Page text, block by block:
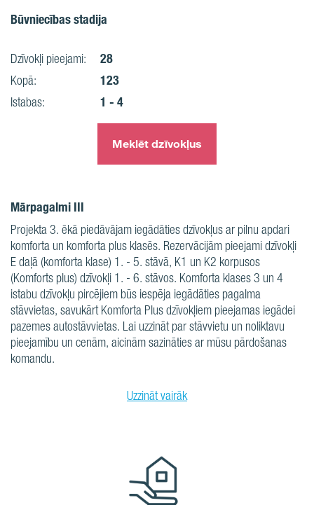
Būvniecības stadija
Dzīvokļi pieejami: 28
Kopā: 123
Istabas: 1 - 4
Meklēt dzīvokļus
Mārpagalmi III
Projekta 3. ēkā piedāvājam iegādāties dzīvokļus ar pilnu apdari
komforta un komforta plus klasēs. Rezervācijām pieejami dzīvokļi
E daļā (komforta klase) 1. - 5. stāvā, K1 un K2 korpusos
(Komforts plus) dzīvokļi 1. - 6. stāvos. Komforta klases 3 un 4
istabu dzīvokļu pircējiem būs iespēja iegādāties pagalma
stāvvietas, savukārt Komforta Plus dzīvokļiem pieejamas iegādei
pazemes autostāvvietas. Lai uzzināt par stāvvietu un noliktavu
pieejamību un cenām, aicinām sazināties ar mūsu pārdošanas
komandu.
Uzzināt vairāk